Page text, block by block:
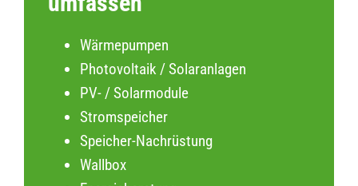
Wärmepumpen
Photovoltaik / Solaranlagen
PV- / Solarmodule
Stromspeicher
Speicher-Nachrüstung
Wallbox